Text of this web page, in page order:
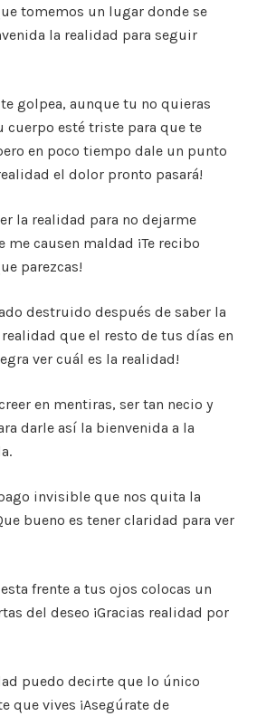
tomemos un lugar donde se
la realidad para seguir
golpea, aunque tu no quieras
cuerpo esté triste para que te
en poco tiempo dale un punto
el dolor pronto pasará!
la realidad para no dejarme
me causen maldad ¡Te recibo
parezcas!
destruido después de saber la
que el resto de tus días en
ver cuál es la realidad!
en mentiras, ser tan necio y
darle así la bienvenida a la
invisible que nos quita la
bueno es tener claridad para ver
frente a tus ojos colocas un
del deseo ¡Gracias realidad por
puedo decirte que lo único
que vives ¡Asegúrate de